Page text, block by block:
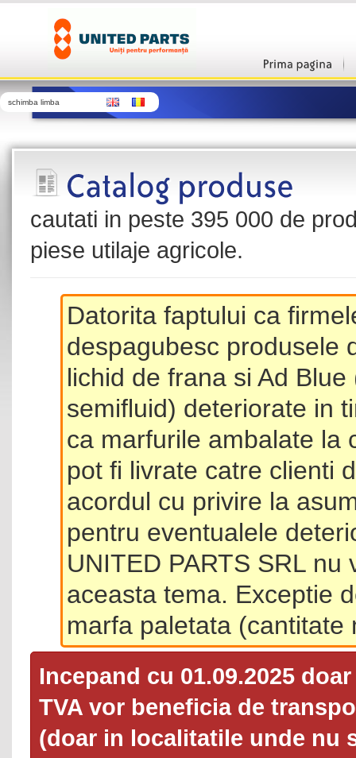
schimba limba
cautati in peste 395 000 de
piese utilaje agricole.
Datorita faptului ca
despagubesc produsele
lichid de frana si Ad
semifluid) deteriorate in
ca marfurile ambalate la
pot fi livrate catre clienti
acordul cu privire la
pentru eventualele
UNITED PARTS SRL
aceasta tema. Exceptie
marfa paletata (cantitate
Incepand cu 01.09.2025
TVA vor beneficia de
(doar in localitatile unde nu